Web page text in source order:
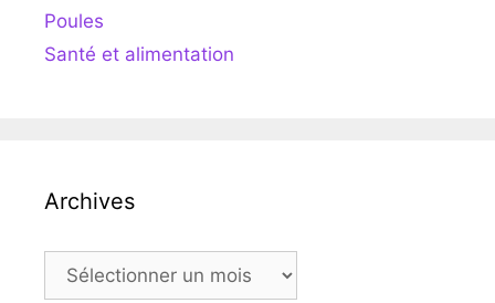
Poules
Santé et alimentation
Archives
Archives